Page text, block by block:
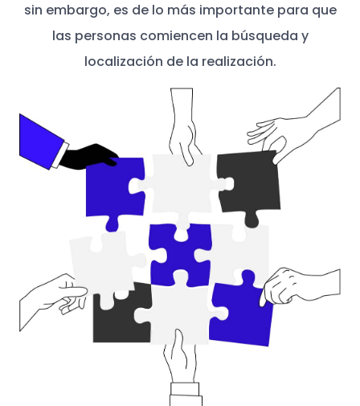
sin embargo, es de lo más importante para que
las personas comiencen la búsqueda y
localización de la realización.